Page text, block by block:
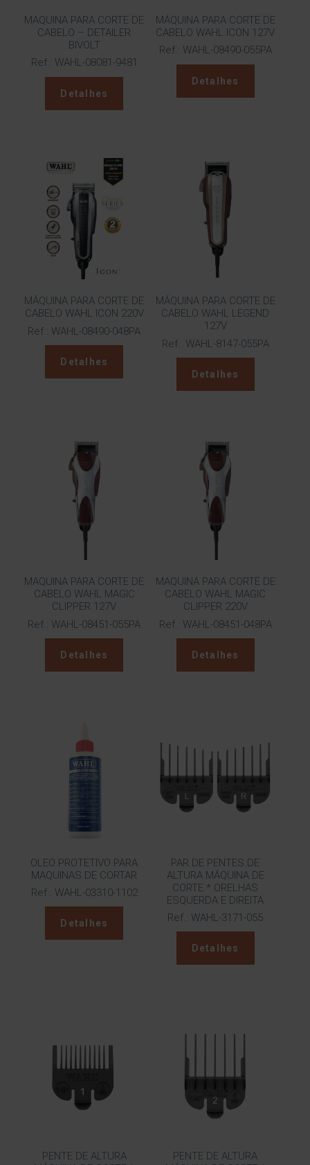
MAQUINA PARA CORTE DE
CABELO – DETAILER
BIVOLT
Ref.: WAHL-08081-9481
Detalhes
MÁQUINA PARA CORTE DE
CABELO WAHL ICON 127V
Ref.: WAHL-08490-055PA
Detalhes
MÁQUINA PARA CORTE DE
CABELO WAHL ICON 220V
Ref.: WAHL-08490-048PA
Detalhes
MÁQUINA PARA CORTE DE
CABELO WAHL LEGEND
127V
Ref.: WAHL-8147-055PA
Detalhes
MAQUINA PARA CORTE DE
CABELO WAHL MAGIC
CLIPPER 127V
Ref.: WAHL-08451-055PA
Detalhes
MAQUINA PARA CORTE DE
CABELO WAHL MAGIC
CLIPPER 220V
Ref.: WAHL-08451-048PA
Detalhes
OLEO PROTETIVO PARA
MAQUINAS DE CORTAR
Ref.: WAHL-03310-1102
Detalhes
PAR DE PENTES DE
ALTURA MÁQUINA DE
CORTE * ORELHAS
ESQUERDA E DIREITA
Ref.: WAHL-3171-055
Detalhes
PENTE DE ALTURA
PENTE DE ALTURA